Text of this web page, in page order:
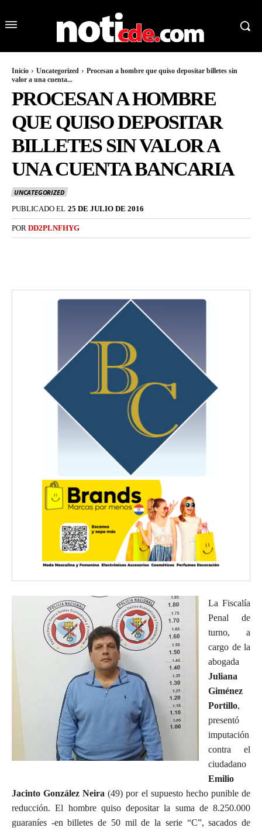
Inicio Uncategorized
Procesan a hombre que quiso depositar billetes sin
valor a una cuenta...
PROCESAN A HOMBRE
QUE QUISO DEPOSITAR
BILLETES SIN VALOR A
UNA CUENTA BANCARIA
UNCATEGORIZED
PUBLICADO EL 25 DE JULIO DE 2016
POR DD2PLNFHYG
La Fiscalía
Penal de
turno, a
cargo de la
abogada
Juliana
Giménez
Portillo,
presentó
imputación
contra el
ciudadano
Emilio
Jacinto González Neira (49) por el supuesto hecho punible de
reducción. El hombre quiso depositar la suma de 8.250.000
guaraníes -en billetes de 50 mil de la serie “C”, sacados de